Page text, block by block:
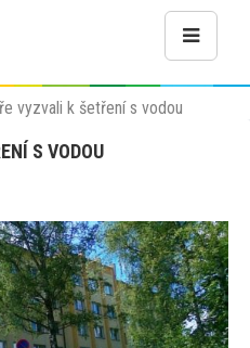
vyzvali k šetření s vodou
S VODOU